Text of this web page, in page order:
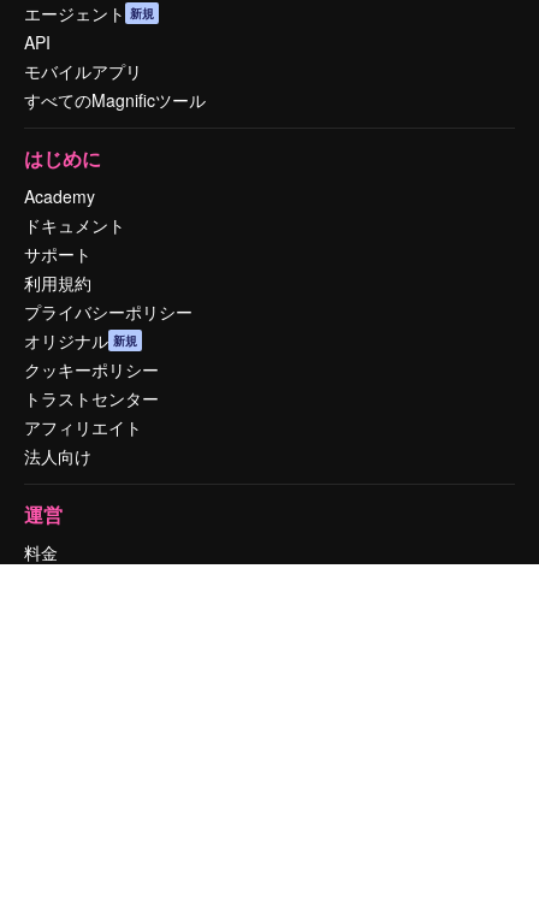
エージェント 新規
API
モバイルアプリ
すべてのMagnificツール
はじめに
Academy
ドキュメント
サポート
利用規約
プライバシーポリシー
オリジナル 新規
クッキーポリシー
トラストセンター
アフィリエイト
法人向け
運営
料金